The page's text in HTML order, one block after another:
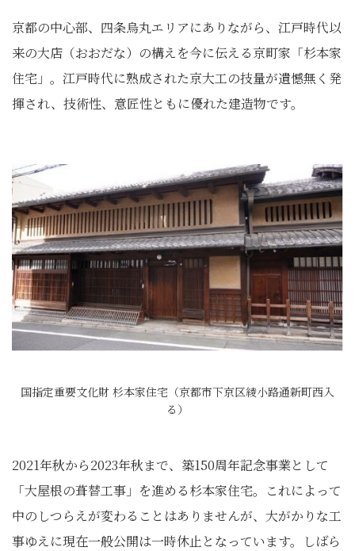
京都の中心部、四条烏丸エリアにありながら、江戸時代以
来の大店（おおだな）の構えを今に伝える京町家「杉本家
住宅」。江戸時代に熟成された京大工の技量が遺憾無く発
揮され、技術性、意匠性ともに優れた建造物です。
国指定重要文化財 杉本家住宅（京都市下京区綾小路通新町西入
る）
2021年秋から2023年秋まで、築150周年記念事業として
「大屋根の葺替工事」を進める杉本家住宅。これによって
中のしつらえが変わることはありませんが、大がかりな工
事ゆえに現在一般公開は一時休止となっています。しばら